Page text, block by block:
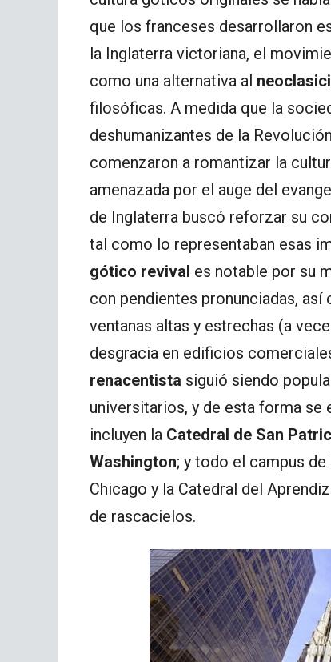
que los franceses desarrollaron
la Inglaterra victoriana, el
como una alternativa al
filosóficas. A medida que la
deshumanizantes de la
comenzaron a romantizar la
amenazada por el auge del
de Inglaterra buscó reforzar su
tal como lo representaban esas
gótico revival es notable por su
con pendientes pronunciadas,
ventanas altas y estrechas (a
desgracia en edificios
renacentista siguió siendo
universitarios, y de esta forma
incluyen la Catedral de San
Washington; y todo el campus
Chicago y la Catedral del
de rascacielos.